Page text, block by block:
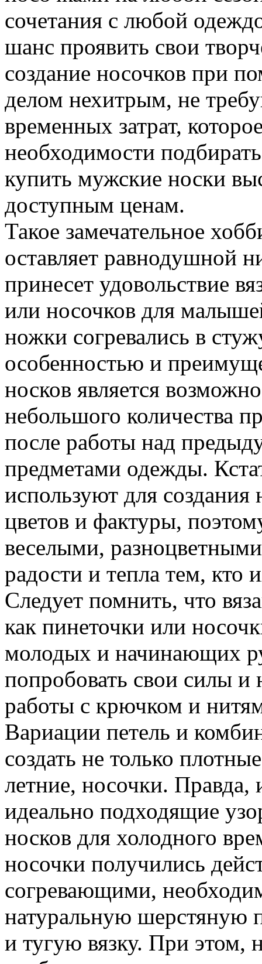
сочетания с любой
шанс проявить свои
создание носочков при
делом нехитрым, не
временных затрат,
необходимости
купить мужские носки
доступным ценам.
Такое замечательное
оставляет равнодушной
принесет удовольствие
или носочков для
ножки согревались в
особенностью и
носков является
небольшого количества
после работы над
предметами одежды.
используют для создания
цветов и фактуры,
веселыми,
радости и тепла тем, кто
Следует помнить, что
как пинеточки или
молодых и начинающих
попробовать свои силы и
работы с крючком и
Вариации петель и
создать не только
летние, носочки. Правда,
идеально подходящие
носков для холодного
носочки получились
согревающими,
натуральную шерстяную
и тугую вязку. При этом,